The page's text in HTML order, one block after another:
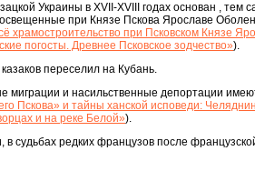
Украины в XVII-XVIII годах основан ,
при Князе Пскова Ярославе
храмостроительство при Псковском Князе
погосты. Древнее Псковское зодчество»).
переселил на Кубань.
миграции и насильственные депортации
Пскова» и тайны ханской исповеди:
и на реке Белой»).
судьбах редких французов после